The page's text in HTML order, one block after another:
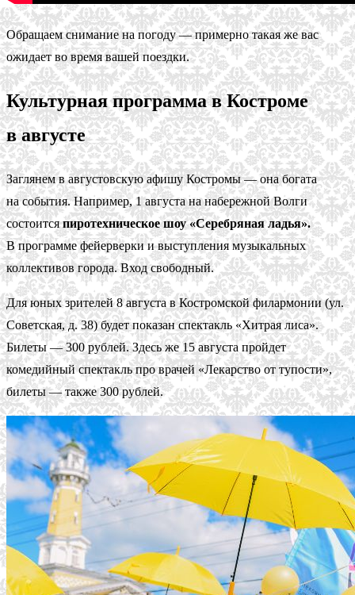
Обращаем снимание на погоду — примерно такая же вас
ожидает во время вашей поездки.
Культурная программа в Костроме
в августе
Заглянем в августовскую афишу Костромы — она богата
на события. Например, 1 августа на набережной Волги
состоитсяпиротехническое шоу «Серебряная ладья».
В программе фейерверки и выступления музыкальных
коллективов города. Вход свободный.
Для юных зрителей 8 августа в Костромской филармонии (ул.
Советская, д. 38) будет показан спектакль «Хитрая лиса».
Билеты — 300 рублей. Здесь же 15 августа пройдет
комедийный спектакль про врачей «Лекарство от тупости»,
билеты — также 300 рублей.